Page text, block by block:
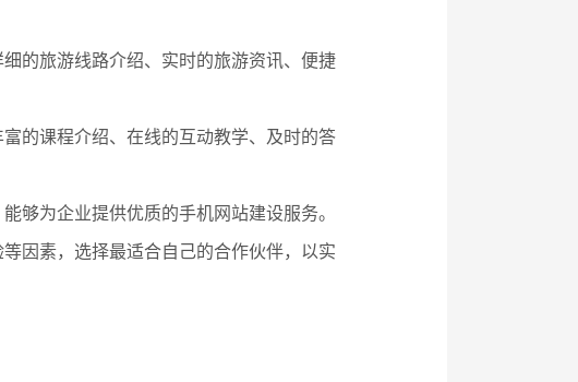
的旅游线路介绍、实时的旅游资讯、便捷
的课程介绍、在线的互动教学、及时的答
够为企业提供优质的手机网站建设服务。
因素，选择最适合自己的合作伙伴，以实